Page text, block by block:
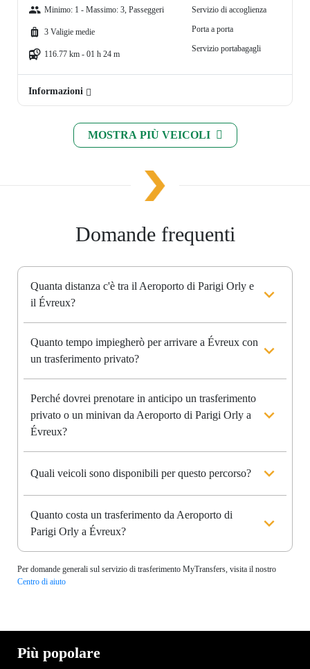
Minimo: 1 - Massimo: 3, Passeggeri
3 Valigie medie
116.77 km - 01 h 24 m
Servizio di accoglienza
Porta a porta
Servizio portabagagli
Informazioni
MOSTRA PIÙ VEICOLI
Domande frequenti
Quanta distanza c'è tra il Aeroporto di Parigi Orly e
il Évreux?
Quanto tempo impiegherò per arrivare a Évreux con
un trasferimento privato?
Perché dovrei prenotare in anticipo un trasferimento
privato o un minivan da Aeroporto di Parigi Orly a
Évreux?
Quali veicoli sono disponibili per questo percorso?
Quanto costa un trasferimento da Aeroporto di
Parigi Orly a Évreux?
Per domande generali sul servizio di trasferimento MyTransfers, visita il nostro
Centro di aiuto
Più popolare